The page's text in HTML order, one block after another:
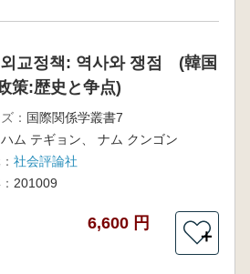
교정책: 역사와 쟁점 (韓国
策:歴史と争点)
： 国際関係学叢書7
ハム テギョン、 ナム クンゴン
社会評論社
201009
6,600 円
＋